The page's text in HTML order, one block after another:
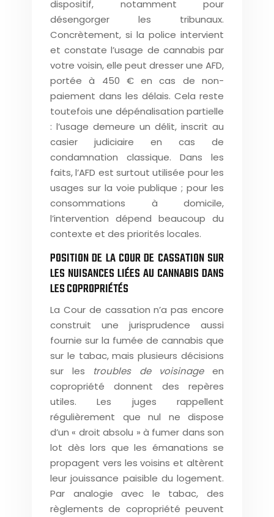
dispositif, notamment pour
désengorger les tribunaux.
Concrètement, si la police intervient
et constate l’usage de cannabis par
votre voisin, elle peut dresser une AFD,
portée à 450 € en cas de non-
paiement dans les délais. Cela reste
toutefois une dépénalisation partielle
: l’usage demeure un délit, inscrit au
casier judiciaire en cas de
condamnation classique. Dans les
faits, l’AFD est surtout utilisée pour les
usages sur la voie publique ; pour les
consommations à domicile,
l’intervention dépend beaucoup du
contexte et des priorités locales.
POSITION DE LA COUR DE CASSATION SUR
LES NUISANCES LIÉES AU CANNABIS DANS
LES COPROPRIÉTÉS
La Cour de cassation n’a pas encore
construit une jurisprudence aussi
fournie sur la fumée de cannabis que
sur le tabac, mais plusieurs décisions
sur les troubles de voisinageen
copropriété donnent des repères
utiles. Les juges rappellent
régulièrement que nul ne dispose
d’un « droit absolu » à fumer dans son
lot dès lors que les émanations se
propagent vers les voisins et altèrent
leur jouissance paisible du logement.
Par analogie avec le tabac, des
règlements de copropriété peuvent